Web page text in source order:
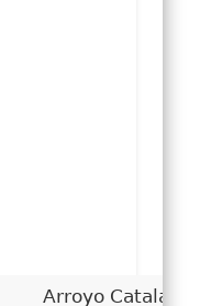
Arroyo Catalan,